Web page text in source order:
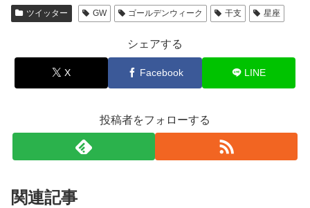
ツイッター GW ゴールデンウィーク 干支 星座
シェアする
X Facebook LINE
投稿者をフォローする
関連記事